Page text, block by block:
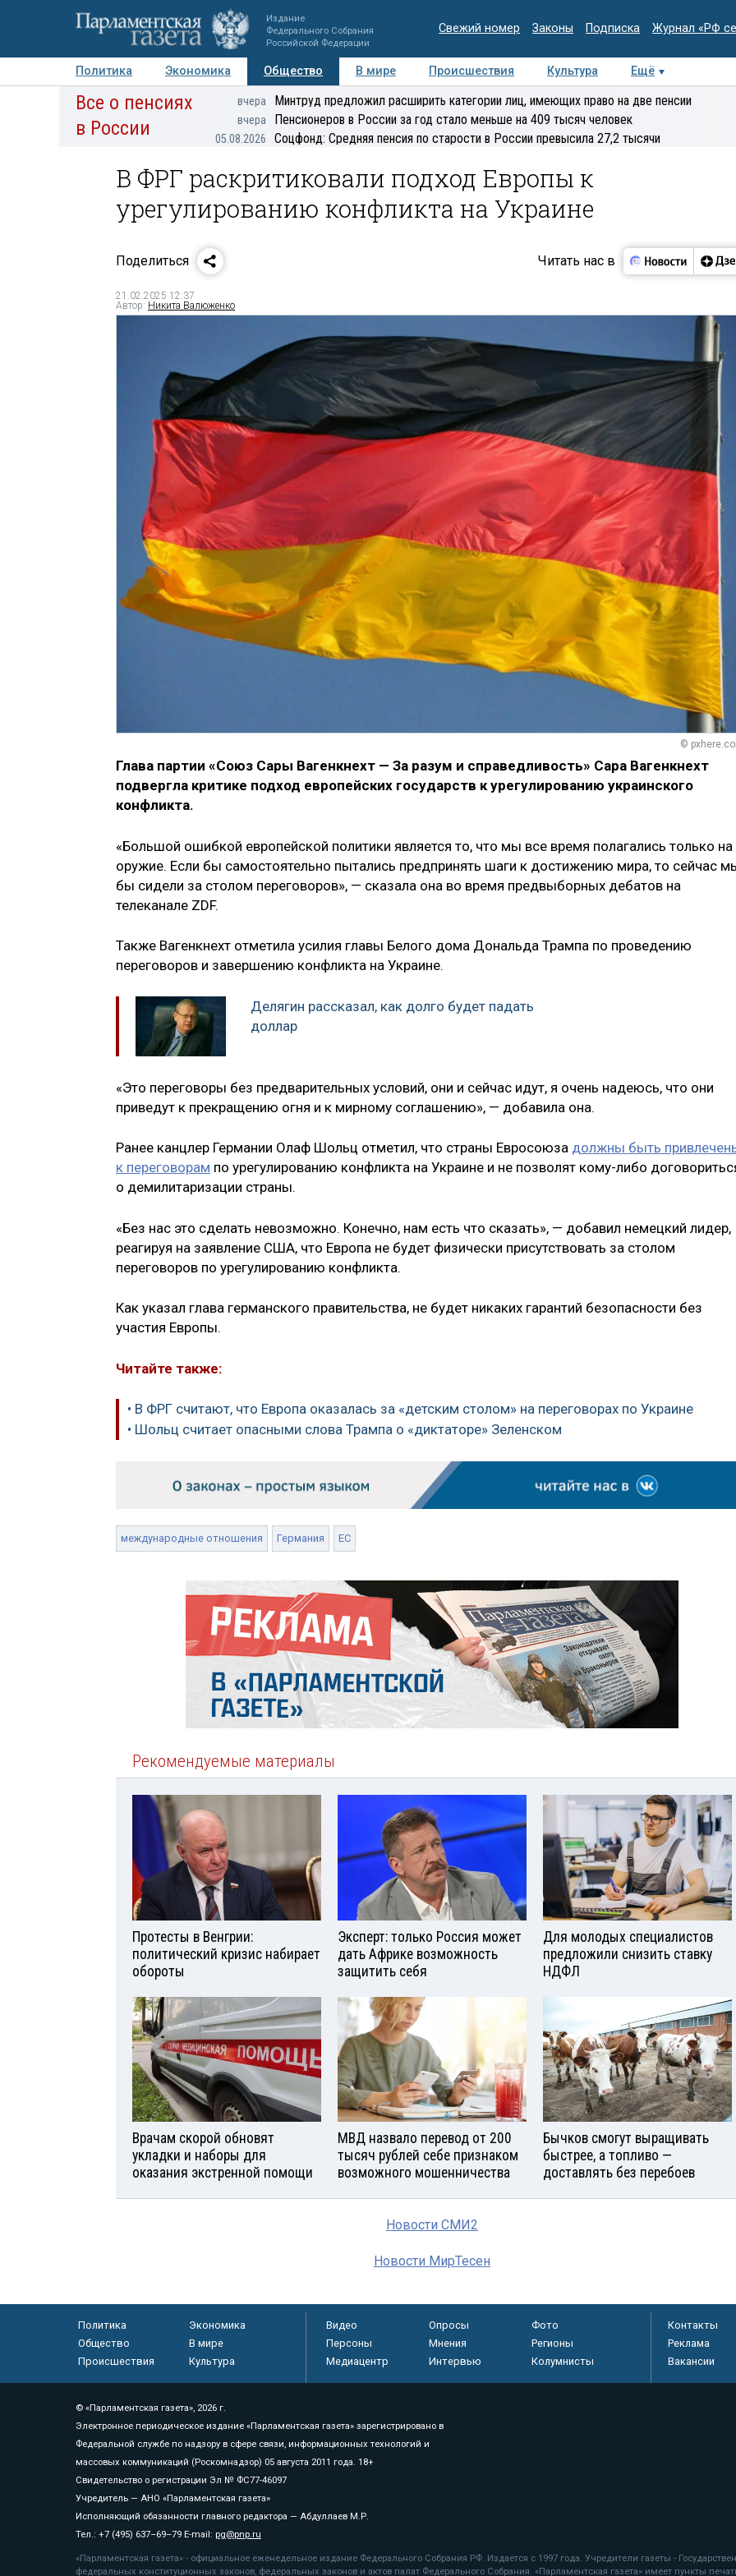
Издание
Федерального Собрания
Российской Федерации
Свежий номер Законы Подписка Журнал «РФ
Политика Экономика Общество В мире Происшествия Культура
Ещё
Авторы Персоны Мнения Регионы Медиацентр Интервью Колумнисты
Все о пенсиях
в России
вчера Минтруд предложил расширить категории лиц, имеющих право на две пенсии
вчера Пенсионеров в России за год стало меньше на 409 тысяч человек
05.08.2026 Соцфонд: Средняя пенсия по старости в России превысила 27,2 тысячи
В ФРГ раскритиковали подход Европы к
урегулированию конфликта на Украине
Поделиться Читать нас в
21.02.2025 12:37
Автор: Никита Валюженко
©
Глава партии «Союз Сары Вагенкнехт — За разум и справедливость» Сара Вагенкнехт
подвергла критике подход европейских государств к урегулированию украинского
конфликта.
«Большой ошибкой европейской политики является то, что мы все время полагались только на
оружие. Если бы самостоятельно пытались предпринять шаги к достижению мира, то сейчас
бы сидели за столом переговоров», — сказала она во время предвыборных дебатов на
телеканале ZDF.
Также Вагенкнехт отметила усилия главы Белого дома Дональда Трампа по проведению
переговоров и завершению конфликта на Украине.
Делягин рассказал, как долго будет падать
доллар
«Это переговоры без предварительных условий, они и сейчас идут, я очень надеюсь, что они
приведут к прекращению огня и к мирному соглашению», — добавила она.
Ранее канцлер Германии Олаф Шольц отметил, что страны Евросоюза должны быть
к переговорам по урегулированию конфликта на Украине и не позволят кому-либо
о демилитаризации страны.
«Без нас это сделать невозможно. Конечно, нам есть что сказать», — добавил немецкий лидер,
реагируя на заявление США, что Европа не будет физически присутствовать за столом
переговоров по урегулированию конфликта.
Как указал глава германского правительства, не будет никаких гарантий безопасности без
участия Европы.
Читайте также:
• В ФРГ считают, что Европа оказалась за «детским столом» на переговорах по Украине
• Шольц считает опасными слова Трампа о «диктаторе» Зеленском
международные отношения Германия ЕС
Рекомендуемые материалы
Протесты в Венгрии:
политический кризис набирает
обороты
Эксперт: только Россия может
дать Африке возможность
защитить себя
Для молодых специалистов
предложили снизить ставку
НДФЛ
Врачам скорой обновят
укладки и наборы для
оказания экстренной помощи
МВД назвало перевод от 200
тысяч рублей себе признаком
возможного мошенничества
Бычков смогут выращивать
быстрее, а топливо —
доставлять без перебоев
Новости СМИ2
Новости МирТесен
Политика
Экономика
Общество
В мире
Происшествия
Культура
Видео Опросы
Фото
Персоны
Мнения
Регионы
Медиацентр
Интервью Колумнисты
Контакты
Реклама
Вакансии
© «Парламентская газета», 2026 г.
Электронное периодическое издание «Парламентская газета» зарегистрировано в
Федеральной службе по надзору в сфере связи, информационных технологий и
массовых коммуникаций (Роскомнадзор) 05 августа 2011 года. 18+
Свидетельство о регистрации Эл № ФС77-46097
Учредитель — АНО «Парламентская газета»
Исполняющий обязанности главного редактора — Абдуллаев М.Р.
Тел.: +7 (495) 637–69–79 E-mail: pg@pnp.ru
«Парламентская газета» - официальное еженедельное издание Федерального Собрания РФ. Издается с 1997 года. Учредители газеты -
федеральных конституционных законов, федеральных законов и актов палат Федерального Собрания. «Парламентская газета» имеет пункты